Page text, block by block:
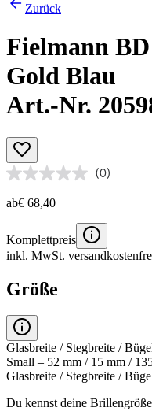
Zurück
Fielmann
Gold Blau
Art.-Nr.
(0)
ab€ 68,40
Komplettpreis
inkl. MwSt.
Größe
Glasbreite / Stegbreite /
Small – 52 mm / 15 mm /
Glasbreite / Stegbreite /
Du kennst deine